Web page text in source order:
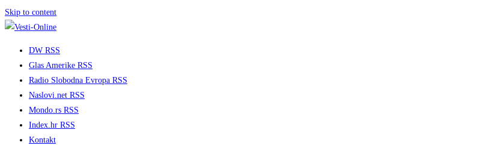
Skip to content
DW RSS
Glas Amerike RSS
Radio Slobodna Evropa RSS
Naslovi.net RSS
Mondo.rs RSS
Index.hr RSS
Kontakt